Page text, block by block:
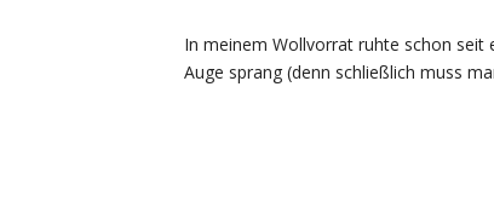
In meinem Wollvorrat ruhte schon seit
Auge sprang (denn schließlich muss